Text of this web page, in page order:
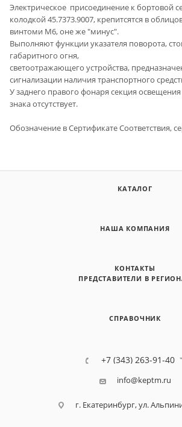
Электрическое присоединение к бортовой
колодкой 45.7373.9007, крепитсятся в
винтоми М6, оне же "минус".
Выполняют функции указателя поворота,
габаритного огня,
светоотражающего устройства,
сигнализации наличия транспортного
У заднего правого фонаря секция
знака отсутствует.
Обозначение в Сертификате Соответствия,
КАТАЛОГ
НАША КОМПАНИЯ
КОНТАКТЫ
ПРЕДСТАВИТЕЛИ В
СПРАВОЧНИК
+7 (343) 263-91-40
info@keptm.ru
г. Екатеринбург, ул.